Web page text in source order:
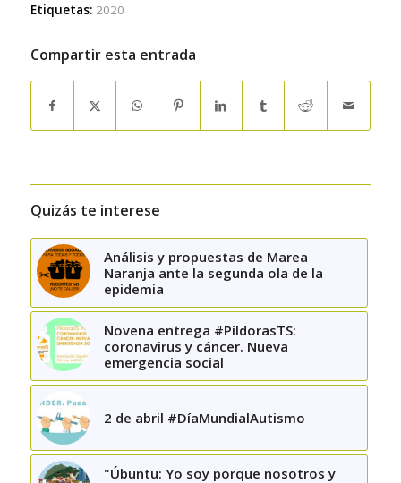
Etiquetas: 2020
Compartir esta entrada
Quizás te interese
Análisis y propuestas de Marea
Naranja ante la segunda ola de la
epidemia
Novena entrega #PíldorasTS:
coronavirus y cáncer. Nueva
emergencia social
2 de abril #DíaMundialAutismo
"Úbuntu: Yo soy porque nosotros y